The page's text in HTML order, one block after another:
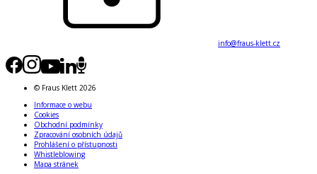
info@fraus-klett.cz
© Fraus Klett 2026
Informace o webu
Cookies
Obchodní podmínky
Zpracování osobních údajů
Prohlášení o přístupnosti
Whistleblowing
Mapa stránek